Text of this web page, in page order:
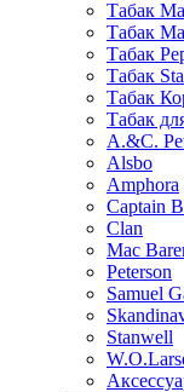
Табак
Табак
Табак
Табак
Табак
Табак
A.&C.
Alsbo
Amphora
Captain
Clan
Mac
Peterson
Samuel
Stanwell